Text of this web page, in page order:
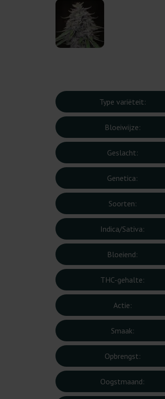
Type variëteit:
Bloeiwijze:
Geslacht:
Genetica:
Soorten:
Indica/Sativa:
Bloeiend:
THC-gehalte:
Actie:
Smaak:
Opbrengst:
Oogstmaand: